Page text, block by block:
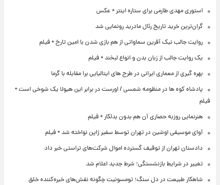
استوری مهدی طارمی برای ستاره اینتر + عکس
گران‌ترین خرید تاریخ رئال مادرید رونمایی شد
روایت جالب نیک آفرین سماواتی از هم بازی شدن با امین تارخ + فیلم
یک روایت جالب از زبان بدن و انواع لبخند + فیلم
بهره گیری از معماری ایرانی در طرح های ایتالیایی برا مقابله با گرما
پادشاه کوه ها در منظومه شمسی / اورست در برابر این هیولا یک شوخی است +
فیلم
هنرنمایی روزبه حصاری آن هم بدون بدلکار + فیلم
آوای موسیقی اوشین در تهران توسط سفیر ژاپن نواخته شد + فیلم
دادستان تهران از توقیف گسترده اموال شرکت‌های تراستی خبر داد
تغییر در شرایط بازنشستگی؛ شرط جدید اعلام شد
شاهکار طبیعت در دل سنگ؛ تومسونیت چگونه نقش‌های خیره‌کننده خلق